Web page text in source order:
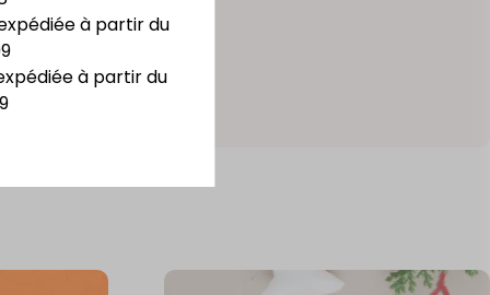
à partir du
à partir du